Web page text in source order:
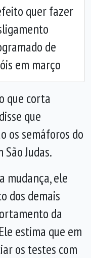
quer fazer
de
em março
que corta
que
os semáforos do
Judas.
mudança, ele
dos demais
da
estima que em
os testes com